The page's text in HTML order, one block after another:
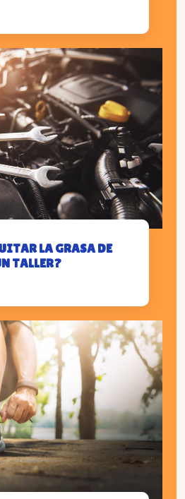
LA GRASA DE
TALLER?